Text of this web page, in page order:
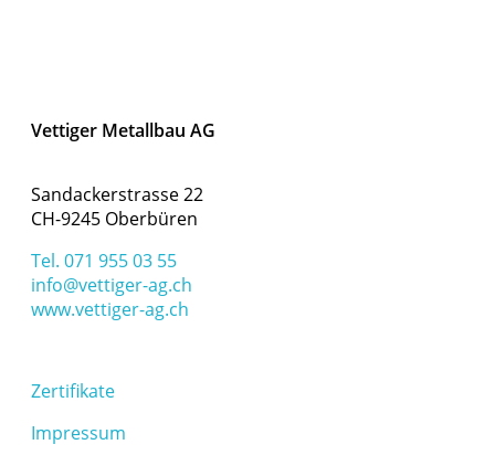
Vettiger Metallbau AG
Sandackerstrasse 22
CH-9245 Oberbüren
Tel. 071 955 03 55
info@vettiger-ag.ch
www.vettiger-ag.ch
Zertifikate
Impressum